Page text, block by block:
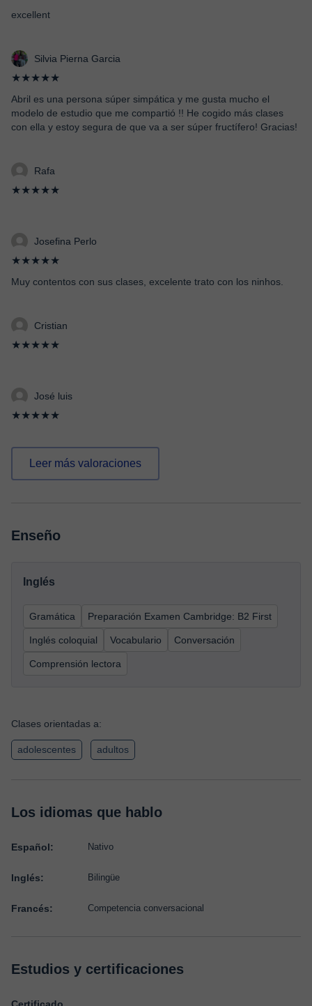
excellent
Silvia Pierna Garcia
★★★★★
Abril es una persona súper simpática y me gusta mucho el
modelo de estudio que me compartió !! He cogido más clases
con ella y estoy segura de que va a ser súper fructífero! Gracias!
Rafa
★★★★★
Josefina Perlo
★★★★★
Muy contentos con sus clases, excelente trato con los ninhos.
Cristian
★★★★★
José luis
★★★★★
Leer más valoraciones
Enseño
Inglés
Gramática Preparación Examen Cambridge: B2 First
Inglés coloquial Vocabulario Conversación
Comprensión lectora
Clases orientadas a:
adolescentes adultos
Los idiomas que hablo
Español: Nativo
Inglés: Bilingüe
Francés: Competencia conversacional
Estudios y certificaciones